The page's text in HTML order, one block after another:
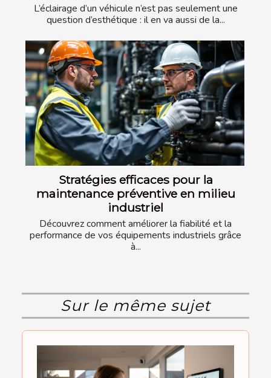
L’éclairage d’un véhicule n’est pas seulement une
question d’esthétique : il en va aussi de la...
Stratégies efficaces pour la
maintenance préventive en milieu
industriel
Découvrez comment améliorer la fiabilité et la
performance de vos équipements industriels grâce
à...
Sur le même sujet